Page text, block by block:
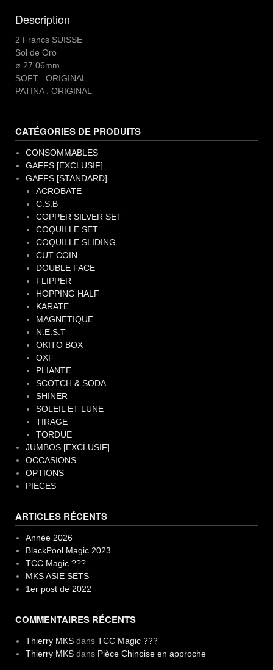
Description
2 Francs SUISSE
Sol de Oro
ø 27.06mm
SOFT : ORIGINAL
PATINA : ORIGINAL
CATÉGORIES DE PRODUITS
CONSOMMABLES
GAFFS [EXCLUSIF]
GAFFS [STANDARD]
ACROBATE
C.S.B
COPPER SILVER SET
COQUILLE SET
COQUILLE SLIDING
CUT COIN
DOUBLE FACE
FLIPPER
HOPPING HALF
KARATE
MAGNETIQUE
N.E.S.T
OKITO BOX
OXF
PLIANTE
SCOTCH & SODA
SHINER
SOLEIL ET LUNE
TIRAGE
TORDUE
JUMBOS [EXCLUSIF]
OCCASIONS
OPTIONS
PIECES
ARTICLES RÉCENTS
Année 2026
BlackPool Magic 2023
TCC Magic ???
MKS ASIE SETS
1er post de 2022
COMMENTAIRES RÉCENTS
Thierry MKSdans TCC Magic ???
Thierry MKSdans Pièce Chinoise en approche